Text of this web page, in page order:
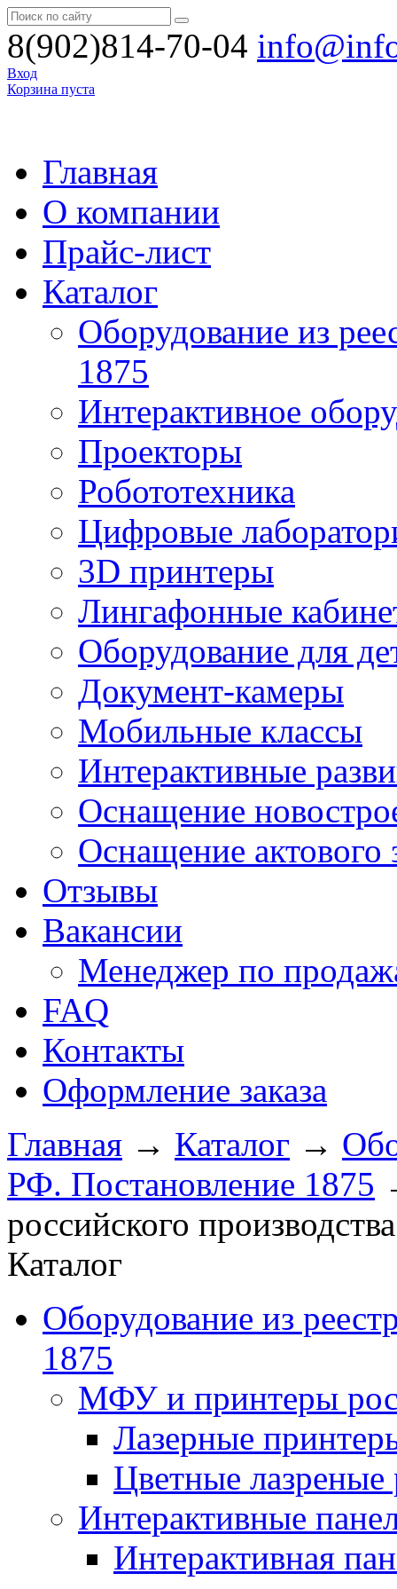
8(902)814-70-04
Вход
Корзина пуста
Главная
О компании
Прайс-лист
Каталог
Оборудование из
1875
Интерактивное
Проекторы
Робототехника
Цифровые
3D принтеры
Лингафонные
Оборудование для
Документ-камеры
Мобильные классы
Интерактивные
Оснащение
Оснащение актового
Отзывы
Вакансии
Менеджер по
FAQ
Контакты
Оформление заказа
Главная → Каталог →
РФ. Постановление 1875
российского производства
Каталог
Оборудование из
1875
МФУ и принтеры
Лазерные
Цветные
Интерактивные
Интерактивная